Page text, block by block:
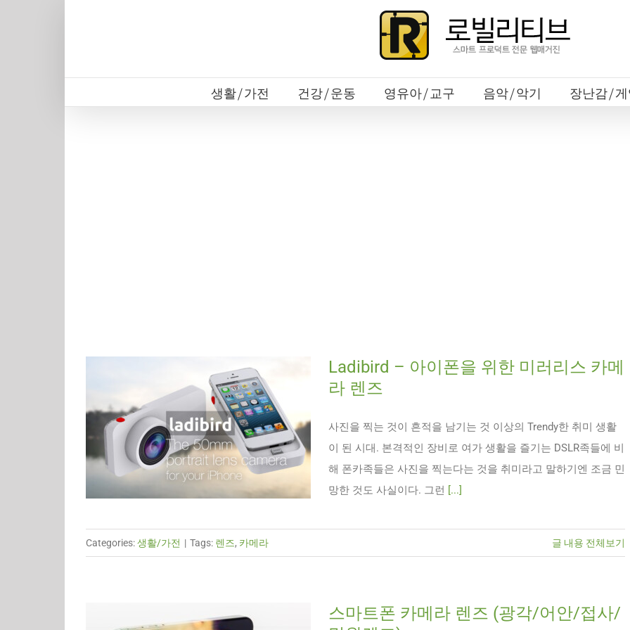
생활/가전 건강/운동 영유아/교구 음악/악기 장난감/게
Ladibird – 아이폰을 위한 미러리스 카메
라 렌즈
사진을 찍는 것이 흔적을 남기는 것 이상의 Trendy한 취미 생활
이 된 시대. 본격적인 장비로 여가 생활을 즐기는 DSLR족들에 비
해 폰카족들은 사진을 찍는다는 것을 취미라고 말하기엔 조금 민
망한 것도 사실이다. 그런 [...]
Categories:생활/가전 | Tags: 렌즈, 카메라 글 내용 전체보기
스마트폰 카메라 렌즈 (광각/어안/접사/